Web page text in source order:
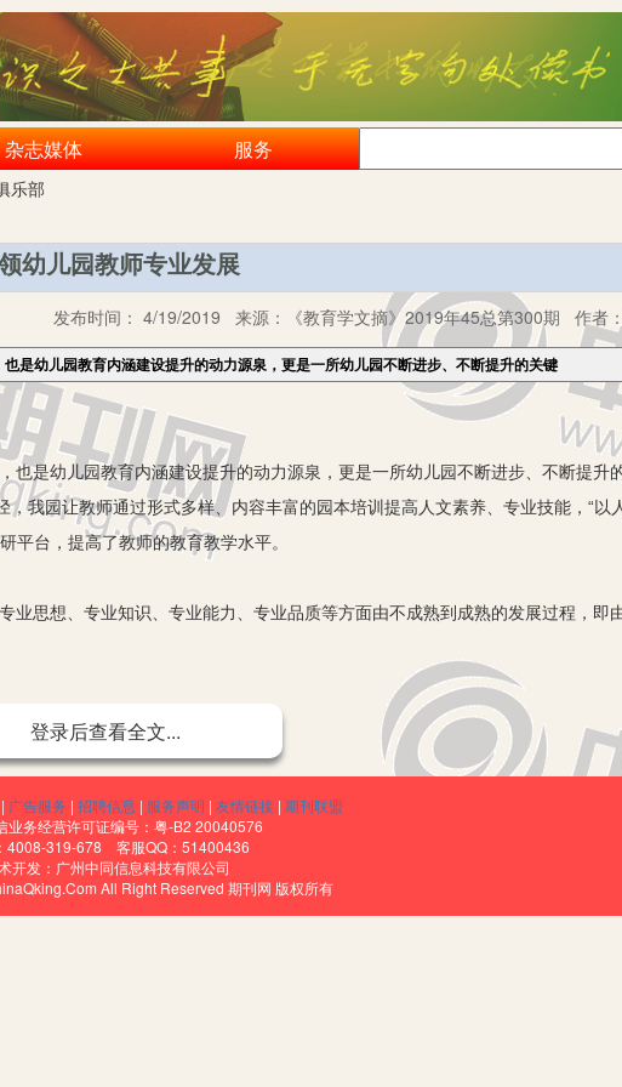
杂志媒体 服务
乐部
幼儿园教师专业发展
发布时间： 4/19/2019 来源： 《教育学文摘》2019年45总第300期 作者：
是幼儿园教育内涵建设提升的动力源泉，更是一所幼儿园不断进步、不断提升的关键
是幼儿园教育内涵建设提升的动力源泉，更是一所幼儿园不断进步、不断提升
我园让教师通过形式多样、内容丰富的园本培训提高人文素养、专业技能，“以
平台，提高了教师的教育教学水平。
思想、专业知识、专业能力、专业品质等方面由不成熟到成熟的发展过程，即
小学教师的工作职责与发展成长的具体实际来看，我们认为主要包含以下内容
教师从事教育教学活动时的基本道德规范，是教师对职业行为的自觉追求，也
育活动直接的组织者和实施者，是幼儿园教育最基本的力量和保证。教师专业
己的专业知识，幼儿教师的主要对象是孩子，他们身心发展处于幼稚状态，他们
登录后查看全文...
| 广告服务 | 招聘信息 | 服务声明 | 友情链接 | 期刊联盟
业务经营许可证编号：粤-B2 20040576
4008-319-678 客服QQ：51400436
开发：广州中同信息科技有限公司
All Right Reserved 期刊网 版权所有